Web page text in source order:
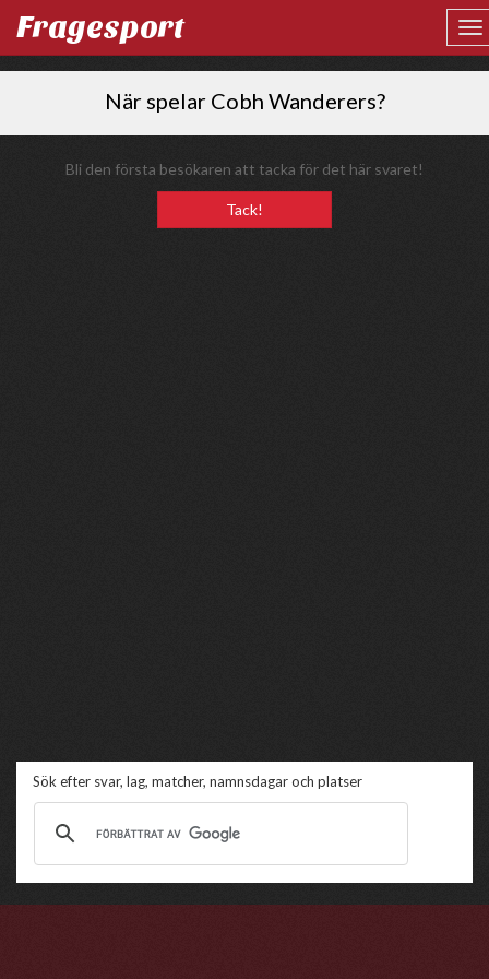
Fragesport
När spelar Cobh Wanderers?
Bli den första besökaren att tacka för det här svaret!
Tack!
Sök efter svar, lag, matcher, namnsdagar och platser